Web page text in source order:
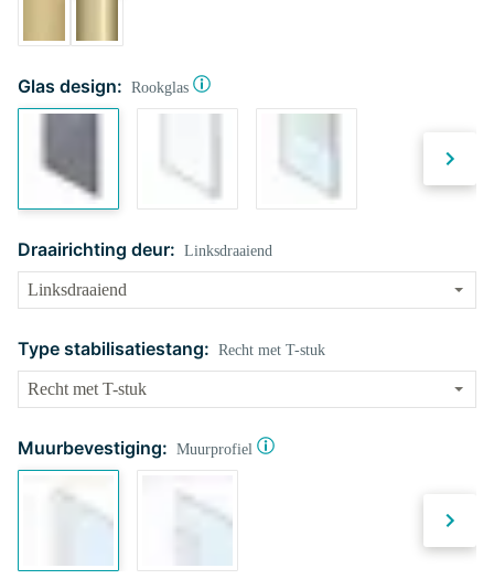
Glas design: Rookglas
Draairichting deur: Linksdraaiend
Type stabilisatiestang: Recht met T-stuk
Muurbevestiging: Muurprofiel